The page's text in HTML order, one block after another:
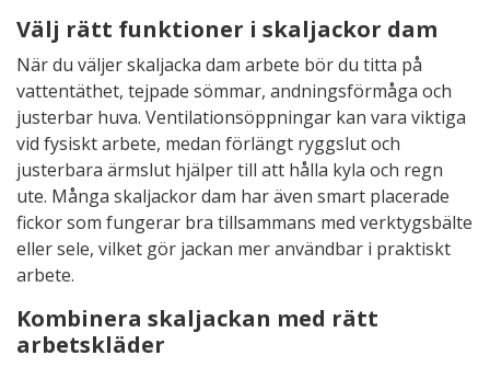
Välj rätt funktioner i skaljackor dam
När du väljer skaljacka dam arbete bör du titta på
vattentäthet, tejpade sömmar, andningsförmåga och
justerbar huva. Ventilationsöppningar kan vara viktiga
vid fysiskt arbete, medan förlängt ryggslut och
justerbara ärmslut hjälper till att hålla kyla och regn
ute. Många skaljackor dam har även smart placerade
fickor som fungerar bra tillsammans med verktygsbälte
eller sele, vilket gör jackan mer användbar i praktiskt
arbete.
Kombinera skaljackan med rätt
arbetskläder